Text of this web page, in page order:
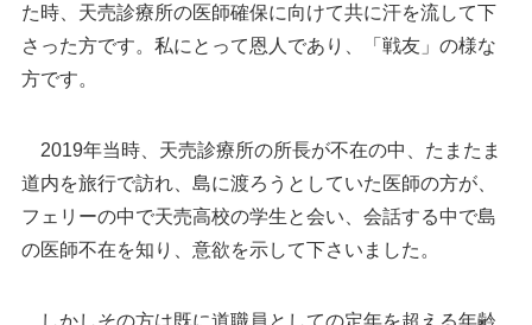
た時、天売診療所の医師確保に向けて共に汗を流して下
さった方です。私にとって恩人であり、「戦友」の様な
方です。
2019年当時、天売診療所の所長が不在の中、たまたま
道内を旅行で訪れ、島に渡ろうとしていた医師の方が、
フェリーの中で天売高校の学生と会い、会話する中で島
の医師不在を知り、意欲を示して下さいました。
しかしその方は既に道職員としての定年を超える年齢